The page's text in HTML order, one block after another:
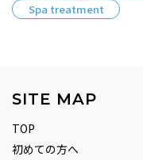
Spa treatment
SITE MAP
TOP
初めての方へ